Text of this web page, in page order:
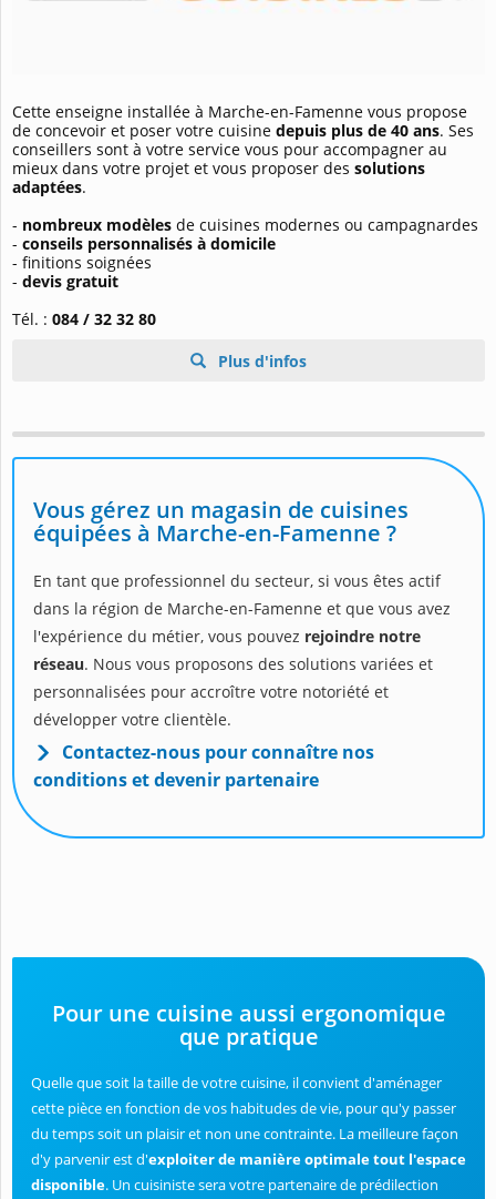
Cette enseigne installée à Marche-en-Famenne vous propose
de concevoir et poser votre cuisine depuis plus de 40 ans. Ses
conseillers sont à votre service vous pour accompagner au
mieux dans votre projet et vous proposer des solutions
adaptées.
- nombreux modèles de cuisines modernes ou campagnardes
- conseils personnalisés à domicile
- finitions soignées
- devis gratuit
Tél. : 084 / 32 32 80
Plus d'infos
Vous gérez un magasin de cuisines
équipées à Marche-en-Famenne ?
En tant que professionnel du secteur, si vous êtes actif
dans la région de Marche-en-Famenne et que vous avez
l'expérience du métier, vous pouvez rejoindre notre
réseau. Nous vous proposons des solutions variées et
personnalisées pour accroître votre notoriété et
développer votre clientèle.
Contactez-nous pour connaître nos
conditions et devenir partenaire
Pour une cuisine aussi ergonomique
que pratique
Quelle que soit la taille de votre cuisine, il convient d'aménager
cette pièce en fonction de vos habitudes de vie, pour qu'y passer
du temps soit un plaisir et non une contrainte. La meilleure façon
d'y parvenir est d'exploiter de manière optimale tout l'espace
disponible. Un cuisiniste sera votre partenaire de prédilection